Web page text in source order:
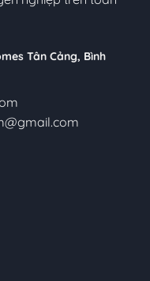
Tân Cảng, Bình